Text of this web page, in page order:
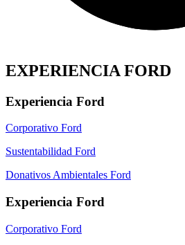
EXPERIENCIA FORD
Experiencia Ford
Corporativo Ford
Sustentabilidad Ford
Donativos Ambientales Ford
Experiencia Ford
Corporativo Ford